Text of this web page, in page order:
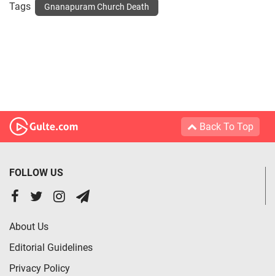
Tags Gnanapuram Church Death
Back To Top
FOLLOW US
About Us
Editorial Guidelines
Privacy Policy